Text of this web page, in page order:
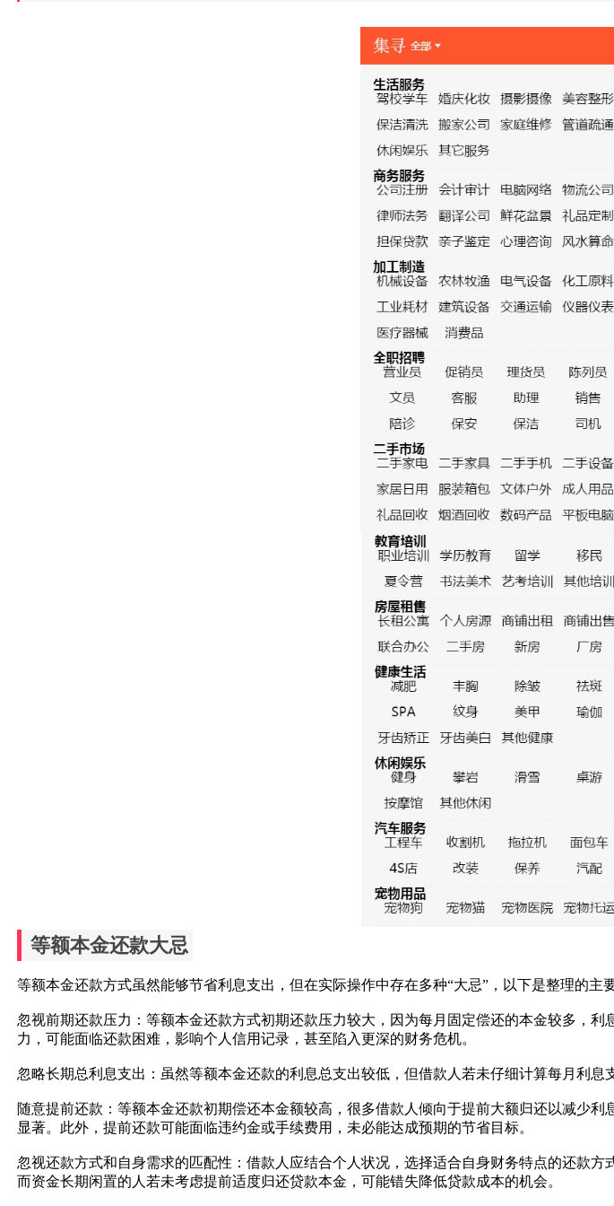
等额本金还款大忌
等额本金还款方式虽然能够节省利息支出，但在实际操作中存在多种“大忌”，以下是整理的主
忽视前期还款压力：等额本金还款方式初期还款压力较大，因为每月固定偿还的本金较多，
力，可能面临还款困难，影响个人信用记录，甚至陷入更深的财务危机。
忽略长期总利息支出：虽然等额本金还款的利息总支出较低，但借款人若未仔细计算每月利息
随意提前还款：等额本金还款初期偿还本金额较高，很多借款人倾向于提前大额归还以减少
显著。此外，提前还款可能面临违约金或手续费用，未必能达成预期的节省目标。
忽视还款方式和自身需求的匹配性：借款人应结合个人状况，选择适合自身财务特点的还款
而资金长期闲置的人若未考虑提前适度归还贷款本金，可能错失降低贷款成本的机会。